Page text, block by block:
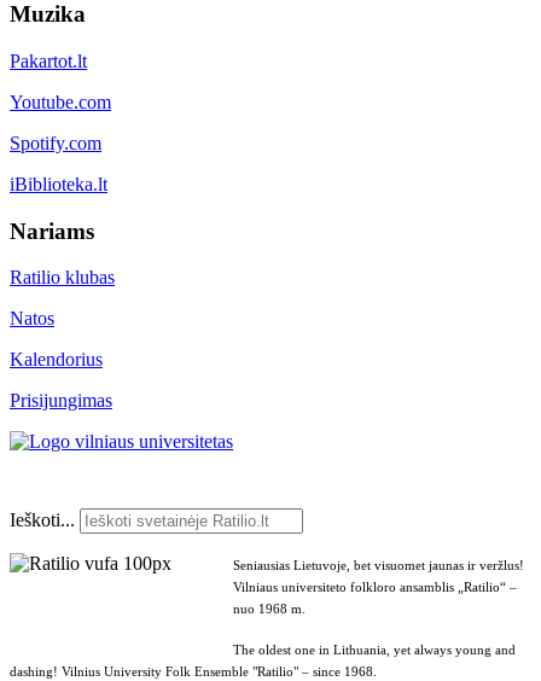
Muzika
Pakartot.lt
Youtube.com
Spotify.com
iBiblioteka.lt
Nariams
Ratilio klubas
Natos
Kalendorius
Prisijungimas
Ieškoti...
Seniausias Lietuvoje, bet visuomet jaunas ir veržlus!
Vilniaus universiteto folkloro ansamblis „Ratilio“ –
nuo 1968 m.
The oldest one in Lithuania, yet always young and
dashing! Vilnius University Folk Ensemble "Ratilio" – since 1968.